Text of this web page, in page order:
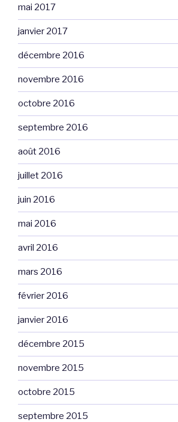
mai 2017
janvier 2017
décembre 2016
novembre 2016
octobre 2016
septembre 2016
août 2016
juillet 2016
juin 2016
mai 2016
avril 2016
mars 2016
février 2016
janvier 2016
décembre 2015
novembre 2015
octobre 2015
septembre 2015